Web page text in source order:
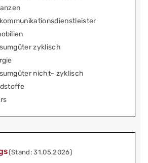
zyklisch
nicht- zyklisch
(Stand: 31.05.2026)